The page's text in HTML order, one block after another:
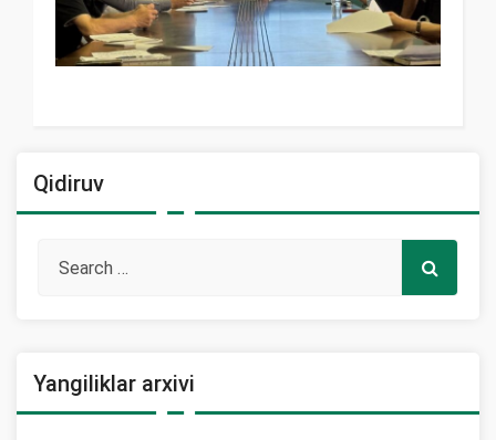
Qidiruv
Yangiliklar arxivi